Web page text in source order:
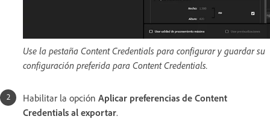
Use la pestaña Content Credentials para configurar y guardar su
configuración preferida para Content Credentials.
Habilitar la opción Aplicar preferencias de Content
Credentials al exportar.